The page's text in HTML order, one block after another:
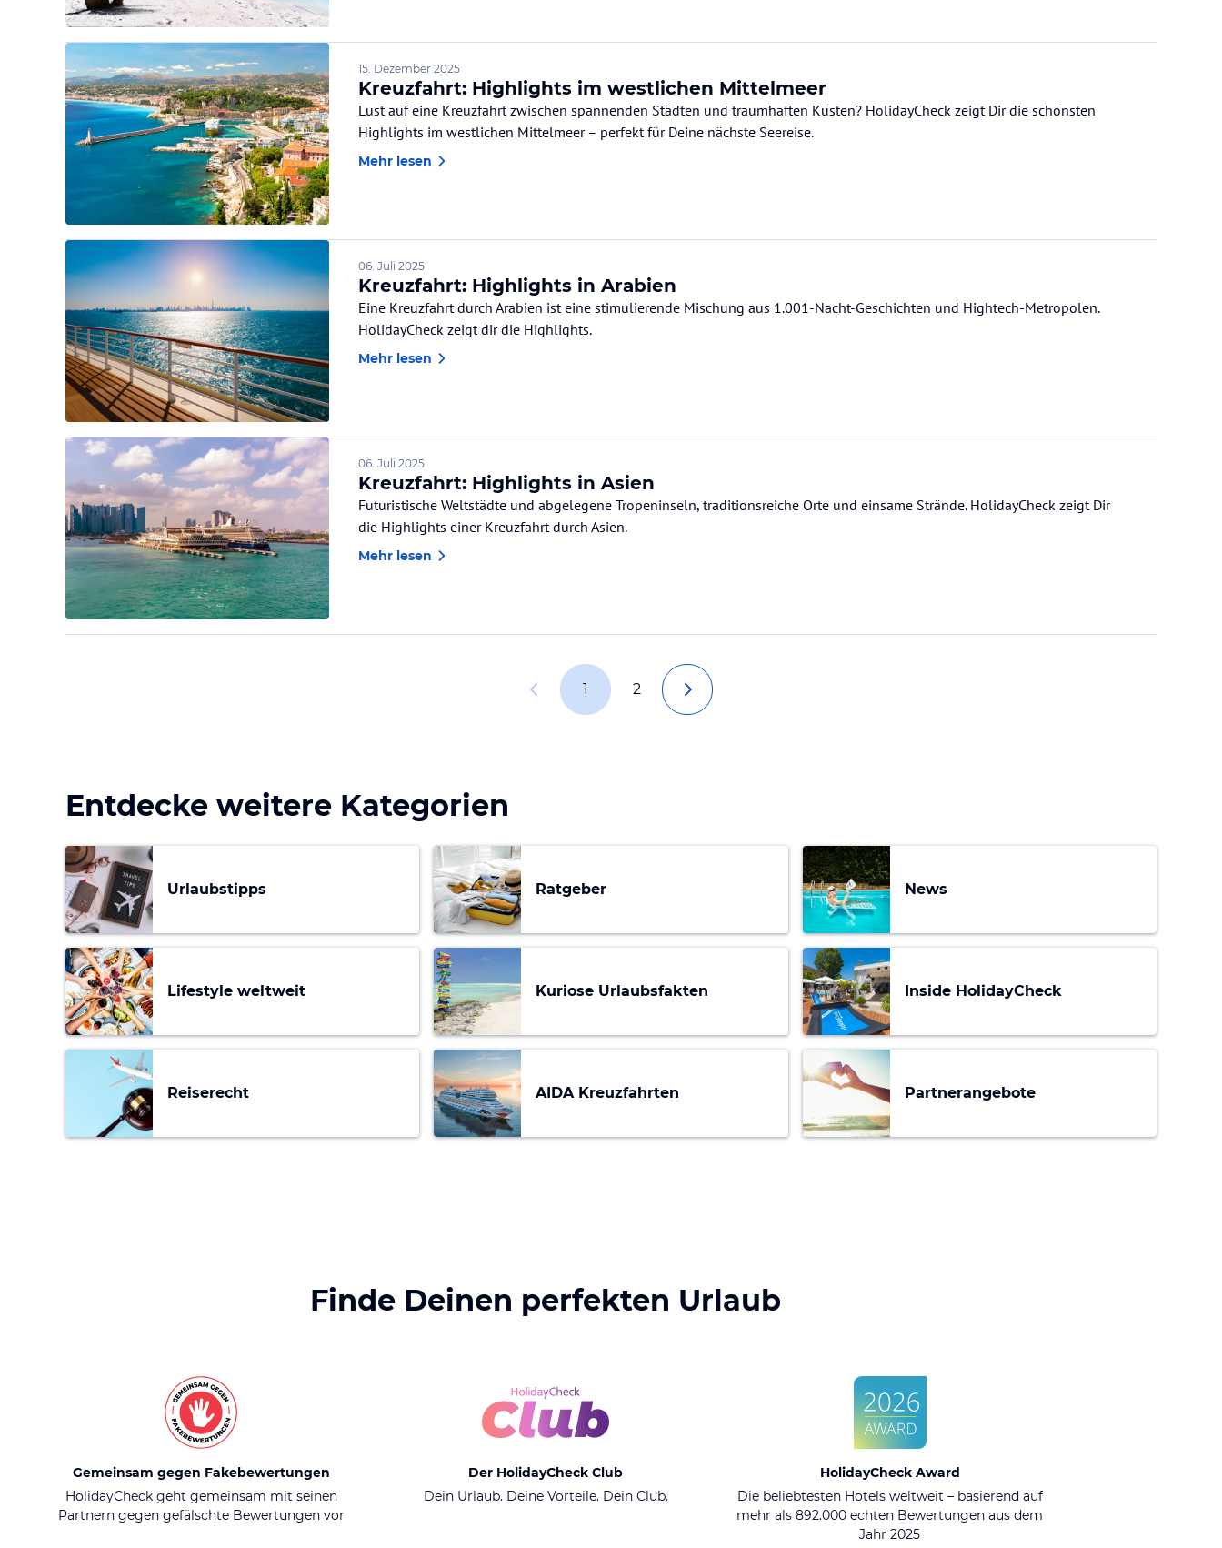
15. Dezember 2025
Kreuzfahrt: Highlights im westlichen Mittelmeer
Lust auf eine Kreuzfahrt zwischen spannenden Städten und traumhaften Küsten? HolidayCheck zeigt Dir die schönsten
Highlights im westlichen Mittelmeer – perfekt für Deine nächste Seereise.
Mehr lesen
06. Juli 2025
Kreuzfahrt: Highlights in Arabien
Eine Kreuzfahrt durch Arabien ist eine stimulierende Mischung aus 1.001-Nacht-Geschichten und Hightech-Metropolen.
HolidayCheck zeigt dir die Highlights.
Mehr lesen
06. Juli 2025
Kreuzfahrt: Highlights in Asien
Futuristische Weltstädte und abgelegene Tropeninseln, traditionsreiche Orte und einsame Strände. HolidayCheck zeigt Dir
die Highlights einer Kreuzfahrt durch Asien.
Mehr lesen
1 2
Entdecke weitere Kategorien
Urlaubstipps Ratgeber News
Lifestyle weltweit Kuriose Urlaubsfakten Inside HolidayCheck
Reiserecht AIDA Kreuzfahrten Partnerangebote
Finde Deinen perfekten Urlaub
Gemeinsam gegen Fakebewertungen
HolidayCheck geht gemeinsam mit seinen
Partnern gegen gefälschte Bewertungen vor
Der HolidayCheck Club
Dein Urlaub. Deine Vorteile. Dein Club.
HolidayCheck Award
Die beliebtesten Hotels weltweit – basierend auf
mehr als 892.000 echten Bewertungen aus dem
Jahr 2025